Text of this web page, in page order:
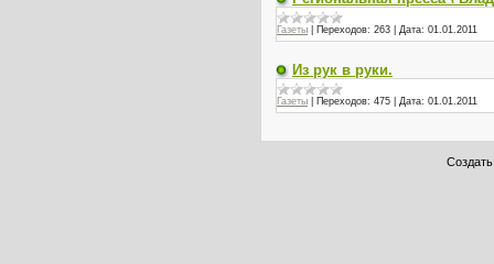
Газеты Переходов: 263 Дата: 01.01.2011
Из рук в руки.
Газеты Переходов: 475 Дата: 01.01.2011